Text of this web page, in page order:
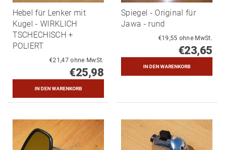
Hebel für Lenker mit
Kugel - WIRKLICH
TSCHECHISCH +
POLIERT
€21,47 ohne MwSt.
€25,98
Spiegel - Original für
Jawa - rund
€19,55 ohne MwSt.
€23,65